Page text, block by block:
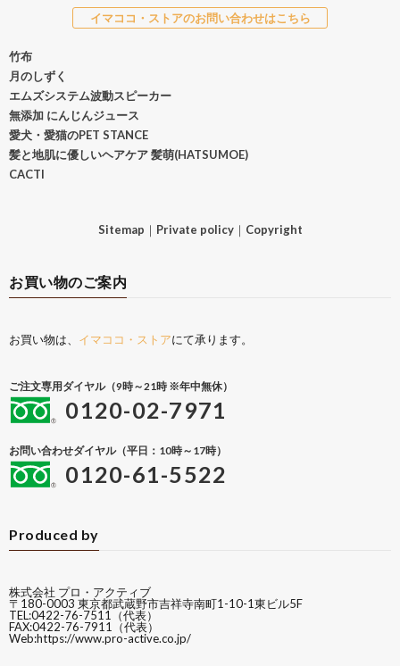
イマココ・ストアのお問い合わせはこちら
竹布
月のしずく
エムズシステム波動スピーカー
無添加 にんじんジュース
愛犬・愛猫のPET STANCE
髪と地肌に優しいヘアケア 髪萌(HATSUMOE)
CACTI
Sitemap ｜ Private policy｜ Copyright
お買い物のご案内
お買い物は、 イマココ・ストアにて承ります。
ご注文専用ダイヤル（9時～21時 ※年中無休）
0120-02-7971
お問い合わせダイヤル（平日：10時～17時）
0120-61-5522
Produced by
株式会社 プロ・アクティブ
〒180-0003 東京都武蔵野市吉祥寺南町1-10-1東ビル5F
TEL:0422-76-7511（代表）
FAX:0422-76-7911（代表）
Web:https://www.pro-active.co.jp/